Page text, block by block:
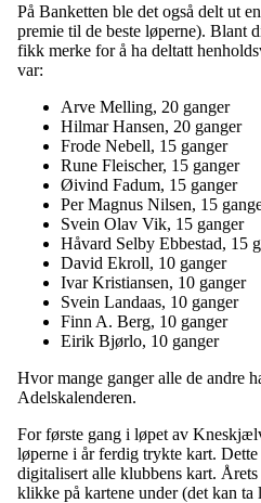
På Banketten ble det også delt ut
premie til de beste løperne). Blant
fikk merke for å ha deltatt
var:
Arve Melling, 20 ganger
Hilmar Hansen, 20 ganger
Frode Nebell, 15 ganger
Rune Fleischer, 15 ganger
Øivind Fadum, 15 ganger
Per Magnus Nilsen, 15
Svein Olav Vik, 15 ganger
Håvard Selby Ebbestad, 15
David Ekroll, 10 ganger
Ivar Kristiansen, 10 ganger
Svein Landaas, 10 ganger
Finn A. Berg, 10 ganger
Eirik Bjørlo, 10 ganger
Hvor mange ganger alle de andre
Adelskalenderen.
For første gang i løpet av
løperne i år ferdig trykte kart.
digitalisert alle klubbens kart.
klikke på kartene under (det kan ta